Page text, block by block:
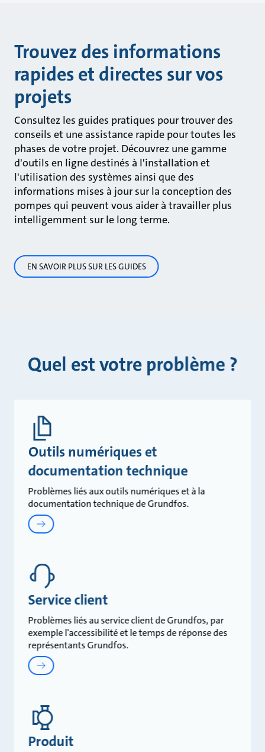
Trouvez des informations
rapides et directes sur vos
projets
Consultez les guides pratiques pour trouver des
conseils et une assistance rapide pour toutes les
phases de votre projet. Découvrez une gamme
d'outils en ligne destinés à l'installation et
l'utilisation des systèmes ainsi que des
informations mises à jour sur la conception des
pompes qui peuvent vous aider à travailler plus
intelligemment sur le long terme.
EN SAVOIR PLUS SUR LES GUIDES
Quel est votre problème ?
Outils numériques et
documentation technique
Problèmes liés aux outils numériques et à la
documentation technique de Grundfos.
Service client
Problèmes liés au service client de Grundfos, par
exemple l'accessibilité et le temps de réponse des
représentants Grundfos.
Produit